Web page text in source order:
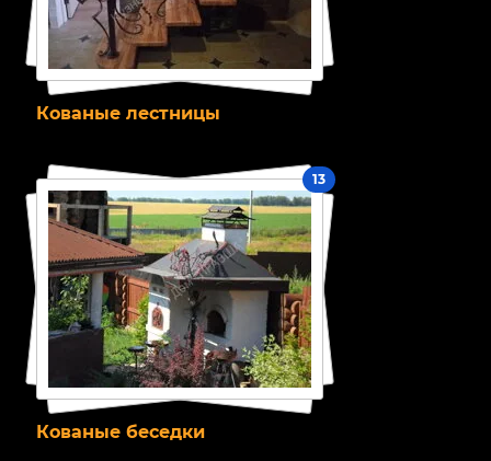
Кованые лестницы
13
Кованые беседки